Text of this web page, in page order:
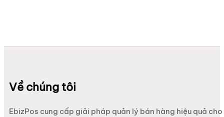
Về chúng tôi
EbizPos cung cấp giải pháp quản lý bán hàng hiệu quả cho